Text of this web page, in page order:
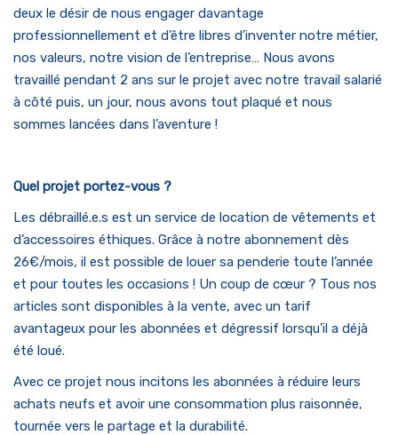
deux le désir de nous engager davantage
professionnellement et d’être libres d’inventer notre métier,
nos valeurs, notre vision de l’entreprise… Nous avons
travaillé pendant 2 ans sur le projet avec notre travail salarié
à côté puis, un jour, nous avons tout plaqué et nous
sommes lancées dans l’aventure !
Quel projet portez-vous ?
Les débraillé.e.s est un service de location de vêtements et
d’accessoires éthiques. Grâce à notre abonnement dès
26€/mois, il est possible de louer sa penderie toute l’année
et pour toutes les occasions ! Un coup de cœur ? Tous nos
articles sont disponibles à la vente, avec un tarif
avantageux pour les abonnées et dégressif lorsqu’il a déjà
été loué.
Avec ce projet nous incitons les abonnées à réduire leurs
achats neufs et avoir une consommation plus raisonnée,
tournée vers le partage et la durabilité.